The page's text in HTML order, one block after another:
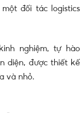
đối tác logistics
nghiệm, tự hào
diện, được thiết kế
và nhỏ.